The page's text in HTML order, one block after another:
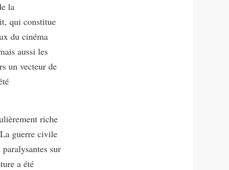
la
qui constitue
du cinéma
aussi les
un vecteur de
riche
guerre civile
sur
a été